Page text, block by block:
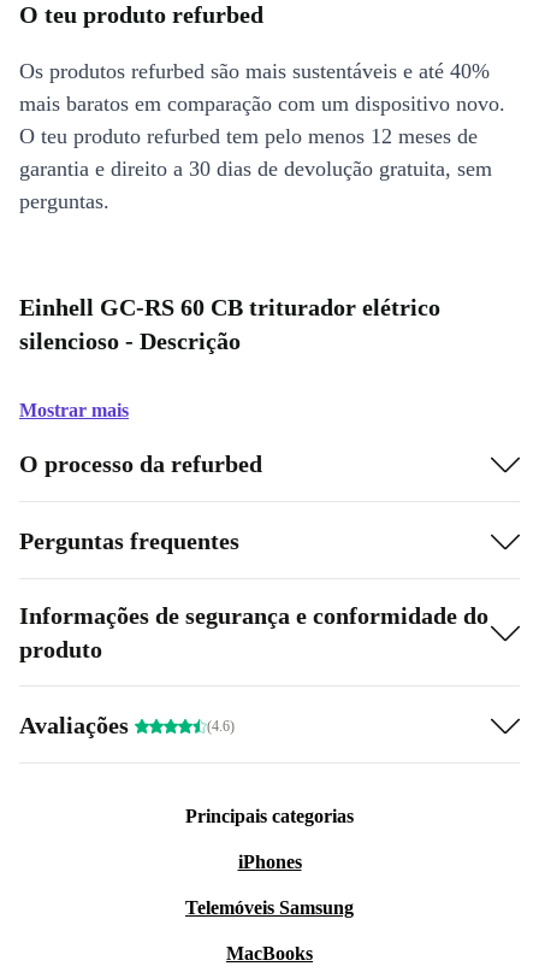
O teu produto refurbed
Os produtos refurbed são mais sustentáveis e até 40%
mais baratos em comparação com um dispositivo novo.
O teu produto refurbed tem pelo menos 12 meses de
garantia e direito a 30 dias de devolução gratuita, sem
perguntas.
Einhell GC-RS 60 CB triturador elétrico
silencioso - Descrição
Mostrar mais
O processo da refurbed
Perguntas frequentes
Informações de segurança e conformidade do
produto
Avaliações (4.6)
Principais categorias
iPhones
Telemóveis Samsung
MacBooks